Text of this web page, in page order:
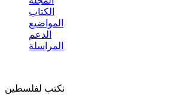
الكتاب
المواضيع
الدعم
المراسلة
نكتب لفلسطين